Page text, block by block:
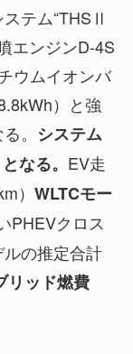
テム“THSⅡ
エンジンD-4S
ウムイオンバ
）と強
。 システム
なる。 EV走
） WLTCモー
PHEVクロス
の推定合計
リッド燃費